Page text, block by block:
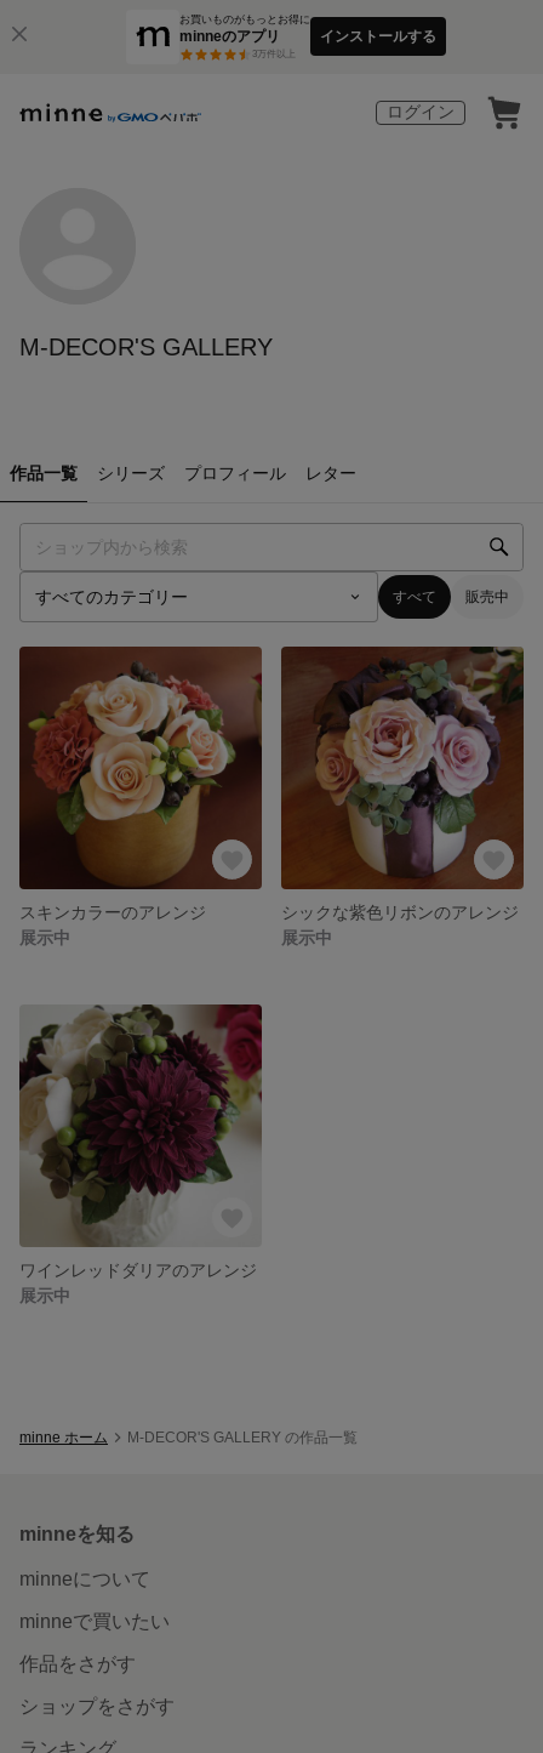
お買いものがもっとお得に
minneのアプリ
3万件以上
インストールする
ログイン
M-DECOR'S GALLERY
作品一覧 シリーズ プロフィール レター
すべて 販売中
スキンカラーのアレンジ
展示中
シックな紫色リボンのアレンジ
展示中
ワインレッドダリアのアレンジ
展示中
minne ホーム M-DECOR'S GALLERY の作品一覧
minneを知る
minneについて
minneで買いたい
作品をさがす
ショップをさがす
ランキング